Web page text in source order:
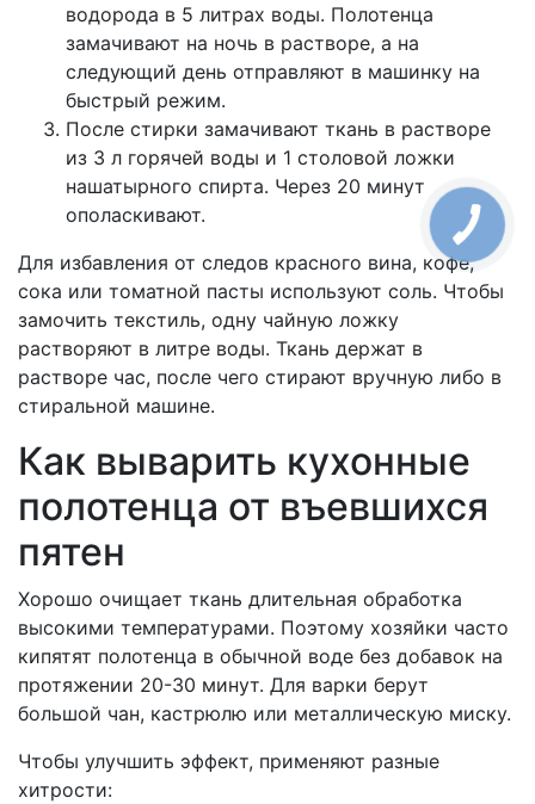
водорода в 5 литрах воды. Полотенца
замачивают на ночь в растворе, а на
следующий день отправляют в машинку на
быстрый режим.
После стирки замачивают ткань в растворе
из 3 л горячей воды и 1 столовой ложки
нашатырного спирта. Через 20 минут
ополаскивают.
Для избавления от следов красного вина, кофе,
сока или томатной пасты используют соль. Чтобы
замочить текстиль, одну чайную ложку
растворяют в литре воды. Ткань держат в
растворе час, после чего стирают вручную либо в
стиральной машине.
Как выварить кухонные
полотенца от въевшихся
пятен
Хорошо очищает ткань длительная обработка
высокими температурами. Поэтому хозяйки часто
кипятят полотенца в обычной воде без добавок на
протяжении 20-30 минут. Для варки берут
большой чан, кастрюлю или металлическую миску.
Чтобы улучшить эффект, применяют разные
хитрости: